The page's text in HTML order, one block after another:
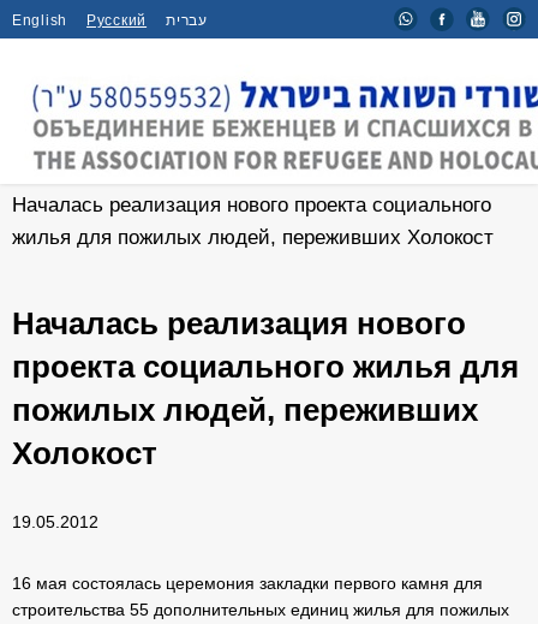
English Русский עברית
Главная / Новости /
Началась реализация нового проекта социального
жилья для пожилых людей, переживших Холокост
Началась реализация нового
проекта социального жилья для
пожилых людей, переживших
Холокост
19.05.2012
16 мая состоялась церемония закладки первого камня для
строительства 55 дополнительных единиц жилья для пожилых